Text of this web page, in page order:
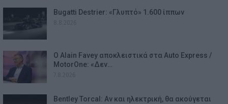
Bugatti Destrier: «Γλυπτό» 1.600 ίππων
Ο Alain Favey αποκλειστικά στα Auto Express /
MotorOne: «Δεν…
Bentley Torcal: Αν και ηλεκτρική, θα ακούγεται